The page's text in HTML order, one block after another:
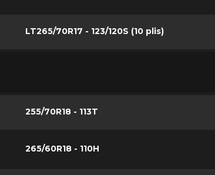
LT265/70R17 - 123/120S (10 plis)
255/70R18 - 113T
265/60R18 - 110H